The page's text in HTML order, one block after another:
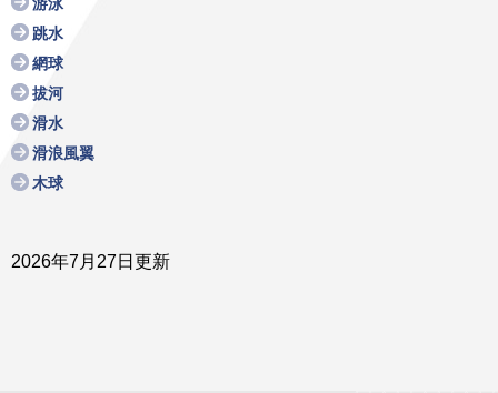
跳水
網球
拔河
滑水
滑浪風翼
木球
2026年7月27日更新